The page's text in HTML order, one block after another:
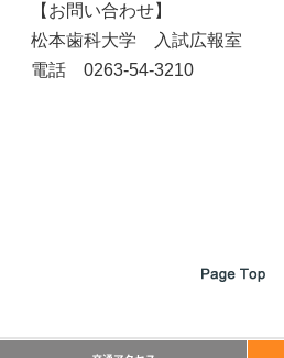
【お問い合わせ】
松本歯科大学 入試広報室
電話 0263-54-3210